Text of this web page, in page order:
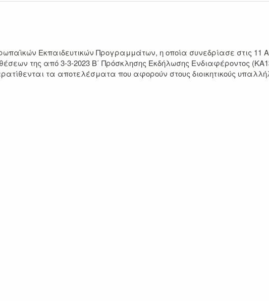
Εκπαιδευτικών Προγραμμάτων, η οποία συνεδρίασε στις 11
της από 3-3-2023 B΄ Πρόσκλησης Εκδήλωσης Ενδιαφέροντος
τα αποτελέσματα που αφορούν στους διοικητικούς